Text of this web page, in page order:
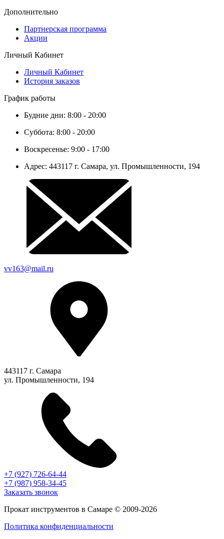
Дополнительно
Партнерская программа
Акции
Личный Кабинет
Личный Кабинет
История заказов
График работы
Будние дни: 8:00 - 20:00
Суббота: 8:00 - 20:00
Воскресенье: 9:00 - 17:00
Адрес: 443117 г. Самара, ул. Промышленности, 194
vv163@mail.ru
443117 г. Самара
ул. Промышленности, 194
+7 (927) 726-64-44
+7 (987) 958-34-45
Заказать звонок
Прокат инструментов в Самаре © 2009-2026
Политика конфиденциальности